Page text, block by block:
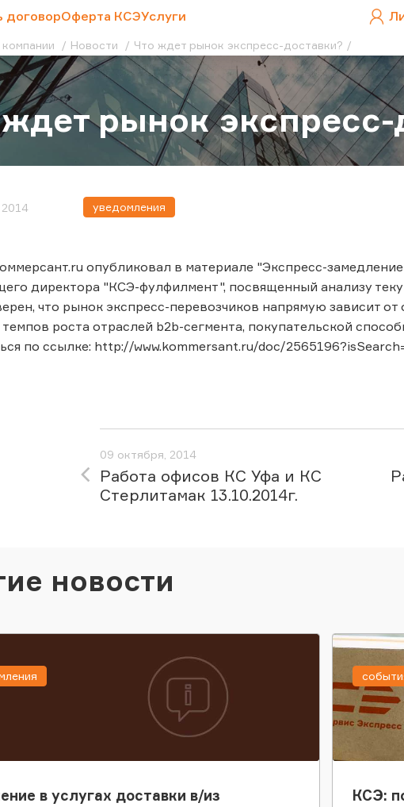
договорОферта КСЭУслуги
Новости Что ждет рынок экспресс-доставки?
рынок экспресс-
уведомления
опубликовал в материале "Экспресс-
директора "КСЭ-фулфилмент", посвященный анализу
что рынок экспресс-перевозчиков напрямую зависит
темпов роста отраслей b2b-сегмента, покупательской
по ссылке: http://www.kommersant.ru/doc/
09 октября, 2014
Работа офисов КС Уфа и КС
Стерлитамак 13.10.2014г.
новости
в услугах доставки в/из
КСЭ: